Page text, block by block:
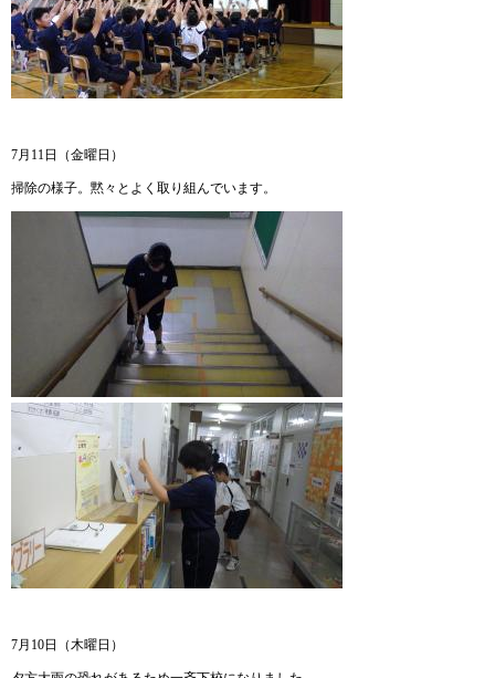
7月11日（金曜日）
掃除の様子。黙々とよく取り組んでいます。
7月10日（木曜日）